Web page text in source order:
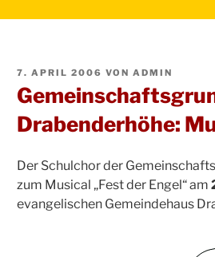
VERÖFFENTLICHT
7. APRIL 2006 VON ADMIN
Drabenderhöhe:
Der Schulchor der
zum Musical „Fest der Engel“ am
evangelischen Gemeindehaus